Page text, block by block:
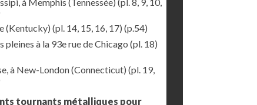
(Kentucky) (pl. 14, 15, 16, 17) (p.54)
pleines à la 93e rue de Chicago (pl. 18)
à New-London (Connecticut) (pl. 19,
tournants métalliques pour